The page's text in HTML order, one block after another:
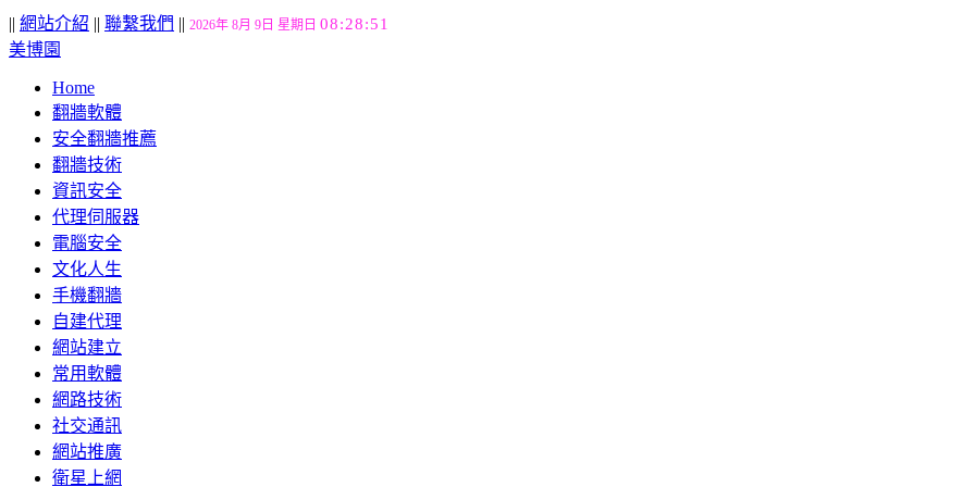
|| 網站介紹 || 聯繫我們 || 2026年 8月 9日 星期日 08:28:52
美博園
Home
翻牆軟體
安全翻牆推薦
翻牆技術
資訊安全
代理伺服器
電腦安全
文化人生
手機翻牆
自建代理
網站建立
常用軟體
網路技術
社交通訊
網站推廣
衛星上網